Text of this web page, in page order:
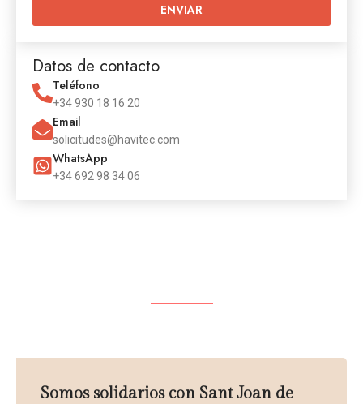
ENVIAR
Datos de contacto
Teléfono
+34 930 18 16 20
Email
solicitudes@havitec.com
WhatsApp
+34 692 98 34 06
Somos solidarios con Sant Joan de